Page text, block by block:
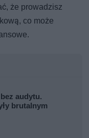
że prowadzisz
co może
audytu.
brutalnym